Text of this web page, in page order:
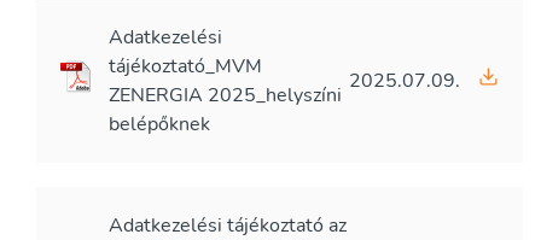
Adatkezelési
tájékoztató_MVM
ZENERGIA 2025_helyszíni
belépőknek
2025.07.09.
Adatkezelési tájékoztató az